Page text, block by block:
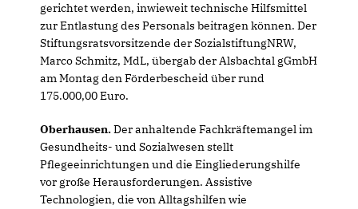
gerichtet werden, inwieweit technische Hilfsmittel
zur Entlastung des Personals beitragen können. Der
Stiftungsratsvorsitzende der SozialstiftungNRW,
Marco Schmitz, MdL, übergab der Alsbachtal gGmbH
am Montag den Förderbescheid über rund
175.000,00 Euro.
Oberhausen. Der anhaltende Fachkräftemangel im
Gesundheits- und Sozialwesen stellt
Pflegeeinrichtungen und die Eingliederungshilfe
vor große Herausforderungen. Assistive
Technologien, die von Alltagshilfen wie